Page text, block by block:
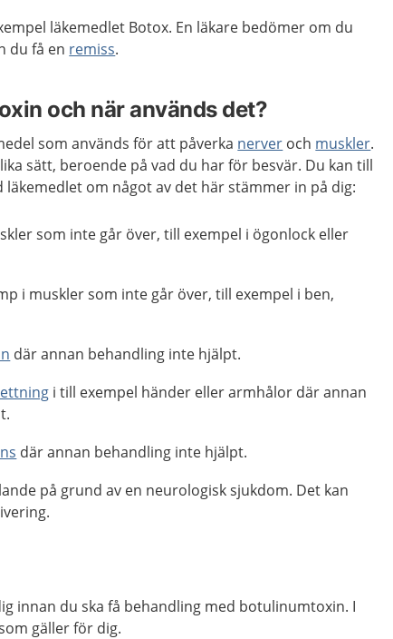
läkemedlet Botox. En läkare bedömer om du
du få en remiss.
och när används det?
som används för att påverka nerver och muskler.
sätt, beroende på vad du har för besvär. Du kan till
läkemedlet om något av det här stämmer in på dig:
som inte går över, till exempel i ögonlock eller
i muskler som inte går över, till exempel i ben,
där annan behandling inte hjälpt.
i till exempel händer eller armhålor där annan
där annan behandling inte hjälpt.
på grund av en neurologisk sjukdom. Det kan
innan du ska få behandling med botulinumtoxin. I
gäller för dig.